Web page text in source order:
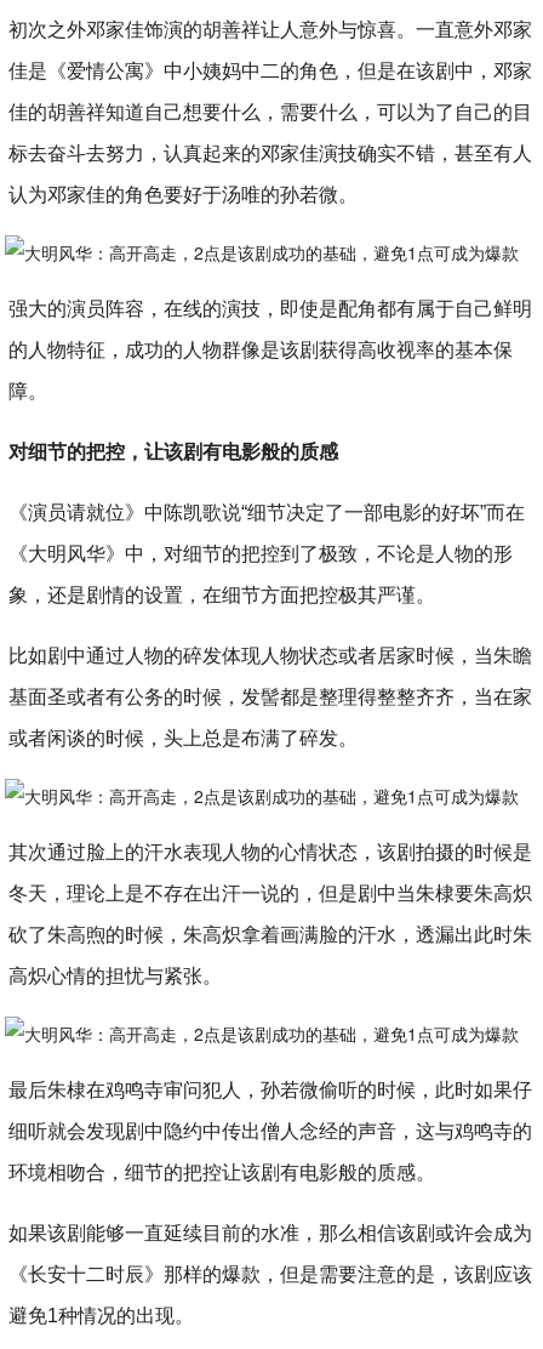
初次之外邓家佳饰演的胡善祥让人意外与惊喜。一直意外邓家
佳是《爱情公寓》中小姨妈中二的角色，但是在该剧中，邓家
佳的胡善祥知道自己想要什么，需要什么，可以为了自己的目
标去奋斗去努力，认真起来的邓家佳演技确实不错，甚至有人
认为邓家佳的角色要好于汤唯的孙若微。
强大的演员阵容，在线的演技，即使是配角都有属于自己鲜明
的人物特征，成功的人物群像是该剧获得高收视率的基本保
障。
对细节的把控，让该剧有电影般的质感
《演员请就位》中陈凯歌说“细节决定了一部电影的好坏”而在
《大明风华》中，对细节的把控到了极致，不论是人物的形
象，还是剧情的设置，在细节方面把控极其严谨。
比如剧中通过人物的碎发体现人物状态或者居家时候，当朱瞻
基面圣或者有公务的时候，发髻都是整理得整整齐齐，当在家
或者闲谈的时候，头上总是布满了碎发。
其次通过脸上的汗水表现人物的心情状态，该剧拍摄的时候是
冬天，理论上是不存在出汗一说的，但是剧中当朱棣要朱高炽
砍了朱高煦的时候，朱高炽拿着画满脸的汗水，透漏出此时朱
高炽心情的担忧与紧张。
最后朱棣在鸡鸣寺审问犯人，孙若微偷听的时候，此时如果仔
细听就会发现剧中隐约中传出僧人念经的声音，这与鸡鸣寺的
环境相吻合，细节的把控让该剧有电影般的质感。
如果该剧能够一直延续目前的水准，那么相信该剧或许会成为
《长安十二时辰》那样的爆款，但是需要注意的是，该剧应该
避免1种情况的出现。